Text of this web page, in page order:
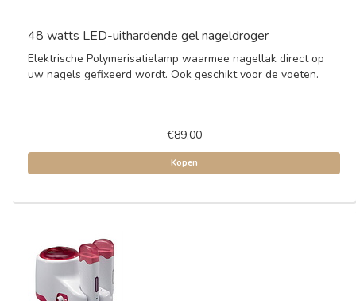
48 watts LED-uithardende gel nageldroger
Elektrische Polymerisatielamp waarmee nagellak direct op
uw nagels gefixeerd wordt. Ook geschikt voor de voeten.
€89,00
Kopen